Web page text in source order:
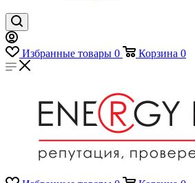
Избранные товары 0 Корзина 0